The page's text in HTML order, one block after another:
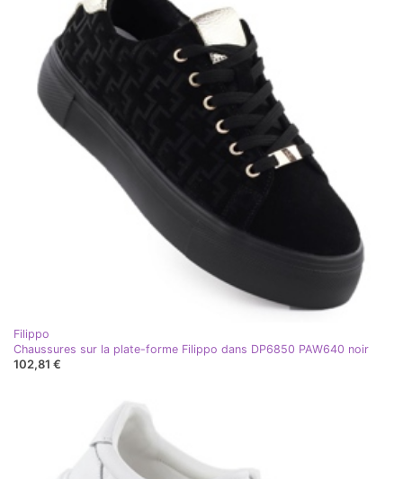
Filippo
Chaussures sur la plate-forme Filippo dans DP6850 PAW640 noir
102,81 €